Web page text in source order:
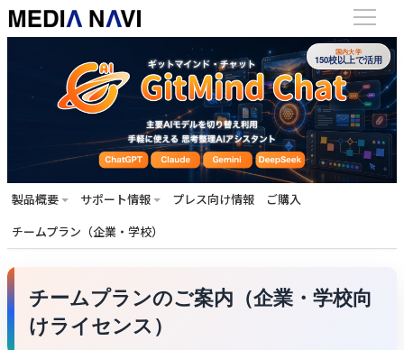
国内大学
150校以上で活用
製品概要 サポート情報 プレス向け情報
ご購入
チームプラン（企業・学校）
チームプランのご案内（企業・学校向
けライセンス）